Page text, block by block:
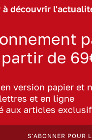
découvrir
de
version papier et
et en ligne
aux articles
S'ABONNER POUR